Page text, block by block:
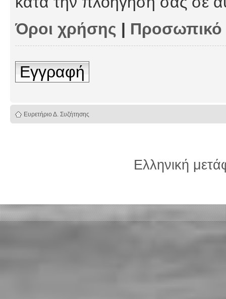
Όροι χρήσης |
Εγγραφή
Ευρετήριο Δ. Συζήτησης
Ελληνική